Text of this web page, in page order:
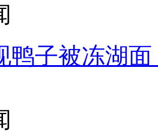
鸭子被冻湖